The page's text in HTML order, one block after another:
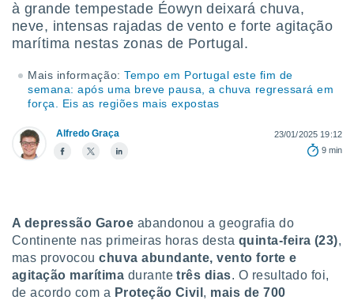
a nossa
de alta
botão
a
o
no
como
um perfil
lhe
ACEITAR
CONFIGURAÇÕES
à grande tempestade Éowyn deixará chuva,
neve, intensas rajadas de vento e forte agitação
marítima nestas zonas de Portugal.
Mais informação:Tempo em Portugal este fim de
semana: após uma breve pausa, a chuva regressará em
força. Eis as regiões mais expostas
Alfredo Graça
23/01/2025 19:12
9 min
A depressão Garoe abandonou a geografia do
Continente nas primeiras horas desta quinta-feira (23),
mas provocouchuva abundante, vento forte e
agitação marítima durante três dias. O resultado foi,
de acordo com a Proteção Civil , mais de 700